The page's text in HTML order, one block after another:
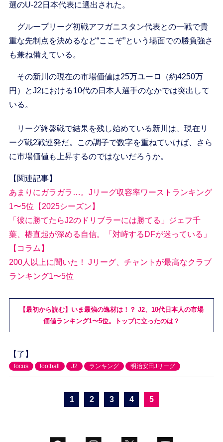
選のU-22日本代表に選出された。
グループリーグ初戦アフガニスタン代表との一戦で貴
重な先制点を決めるなど“ここぞ”という場面での勝負強さ
も兼ね備えている。
その新川の現在の市場価値は25万ユーロ（約4250万
円）とJ2における10代の日本人選手のなかでは突出して
いる。
リーグ終盤戦で結果を残し始めている新川は、現在リ
ーグ戦2戦連発だ。この調子で数字を重ねていけば、さら
に市場価値も上昇するのではないだろうか。
【関連記事】
あまりにガラガラ…。Jリーグ収容率ワーストランキング
1〜5位【2025シーズン】
「彼に勝てたらJ2のドリブラーには勝てる」ジェフ千
葉、椿直起が深める自信。「対峙するDFが迷っている」
【コラム】
200人以上に聞いた！ Jリーグ、チャントが最高なクラブ
ランキング1〜5位
【最初から読む】いま最強の逸材は！？ J2、10代日本人の市場
価値ランキング1〜5位。トップに立ったのは？
【了】
focus football J2 ランキング 明治安田Jリーグ
1 2 3 4 5